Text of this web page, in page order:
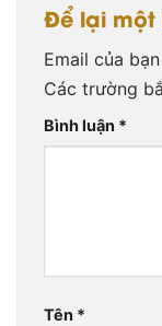
Để lại một
Email của
Các trường
Bình luận *
Tên *